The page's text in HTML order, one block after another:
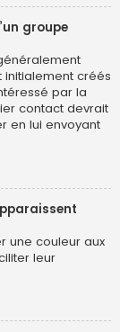
groupe
initialement créés
par la
contact devrait
en lui envoyant
une couleur aux
leur